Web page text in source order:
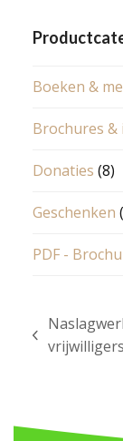
Boeken &
Brochures
Donaties (8)
Geschenken
PDF -
previous
vrijwilligers